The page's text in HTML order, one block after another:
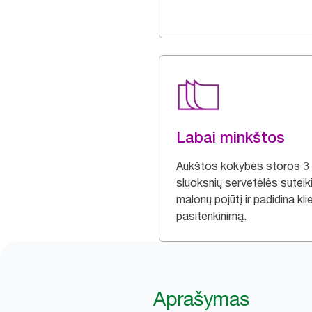
Labai minkštos
Aukštos kokybės storos 3
sluoksnių servetėlės
malonų pojūtį ir padidina
pasitenkinimą.
Aprašymas